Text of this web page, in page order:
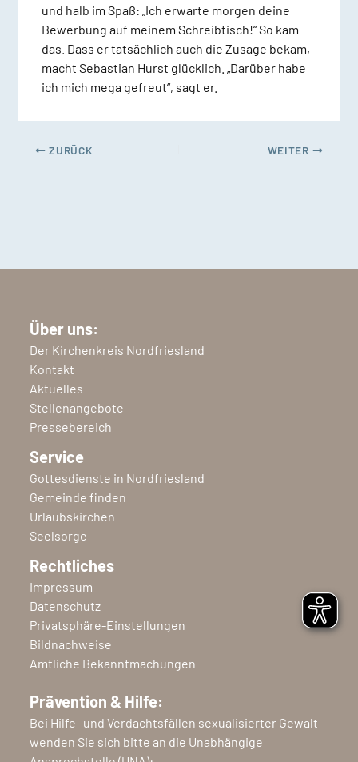
und halb im Spaß: „Ich erwarte morgen deine
Bewerbung auf meinem Schreibtisch!“ So kam
das. Dass er tatsächlich auch die Zusage bekam,
macht Sebastian Hurst glücklich. „Darüber habe
ich mich mega gefreut“, sagt er.
ZURÜCK WEITER
Über uns:
Der Kirchenkreis Nordfriesland
Kontakt
Aktuelles
Stellenangebote
Pressebereich
Service
Gottesdienste in Nordfriesland
Gemeinde finden
Urlaubskirchen
Seelsorge
Rechtliches
Impressum
Datenschutz
Privatsphäre-Einstellungen
Bildnachweise
Amtliche Bekanntmachungen
Prävention & Hilfe:
Bei Hilfe- und Verdachtsfällen sexualisierter Gewalt
wenden Sie sich bitte an die Unabhängige